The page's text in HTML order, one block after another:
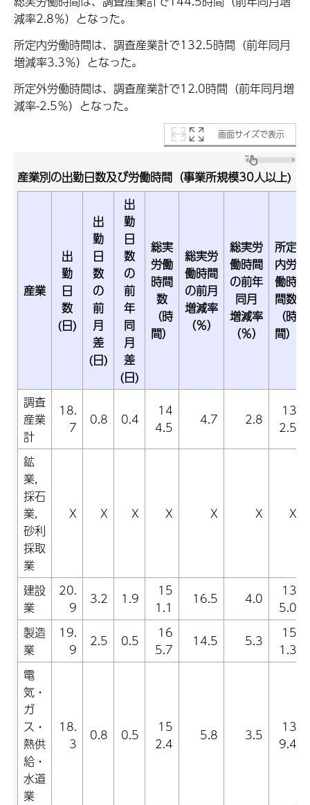
減率2.8％）となった。
所定内労働時間は、調査産業計で132.5時間（前年同月
増減率3.3％）となった。
所定外労働時間は、調査産業計で12.0時間（前年同月増
減率-2.5％）となった。
画面サイズで表示
産業別の出勤日数及び労働時間（事業所規模30人以上)
産業
出
勤
日
数
(日)
出
勤
日
数
の
前
月
差
(日)
出
勤
日
数
の
前
年
同
月
差
(日)
総実
労働
時間
数
（時
間）
総実労
働時間
の前月
増減率
（％）
総実労
働時間
の前年
同月
増減率
（％）
所定
内労
働時
間数
（時
間）
調査
産業
計
18.
7
0.8 0.4
14
4.5
4.7 2.8
13
2.5
鉱
業,
採石
業,
砂利
採取
業
X X X X X X X
建設
業
20.
9
3.2 1.9
15
1.1
16.5 4.0
13
5.0
製造
業
19.
9
2.5 0.5
16
5.7
14.5 5.3
15
1.3
電
気・
ガ
ス・
熱供
給・
水道
業
18.
3
0.8 0.5
15
2.4
5.8 3.5
13
9.4